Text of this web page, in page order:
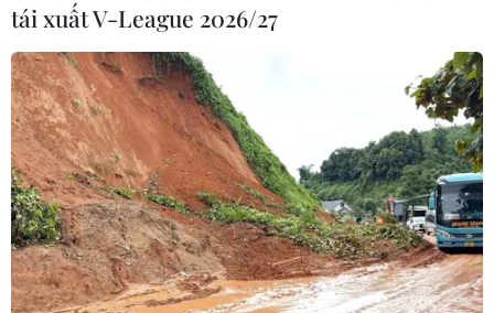
“Công tác thanh tra, kiểm tra, giám sát của Bộ
Giáo dục và Đào tạo ở một số khâu tổ chức thi tại
một số địa phương chưa sâu sát,” Bộ trưởng
Phùng Xuân Nhạ thừa nhận.
tái xuất V-League 2026/27